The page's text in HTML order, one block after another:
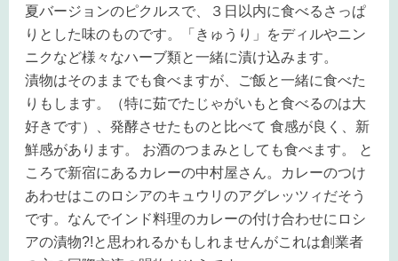
夏バージョンのピクルスで、３日以内に食べるさっぱ
りとした味のものです。「きゅうり」をディルやニン
ニクなど様々なハーブ類と一緒に漬け込みます。
漬物はそのままでも食べますが、ご飯と一緒に食べた
りもします。（特に茹でたじゃがいもと食べるのは大
好きです）、発酵させたものと比べて 食感が良く、新
鮮感があります。 お酒のつまみとしても食べます。 と
ころで新宿にあるカレーの中村屋さん。カレーのつけ
あわせはこのロシアのキュウリのアグレッツィだそう
です。なんでインド料理のカレーの付け合わせにロシ
アの漬物?!と思われるかもしれませんがこれは創業者